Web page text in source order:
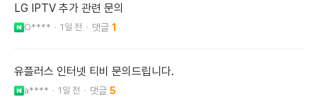
LG IPTV 추가 관련 문의
O**** 1일 전 1
유플러스 인터넷 티비 문의드립니다.
a**** 1일 전 5